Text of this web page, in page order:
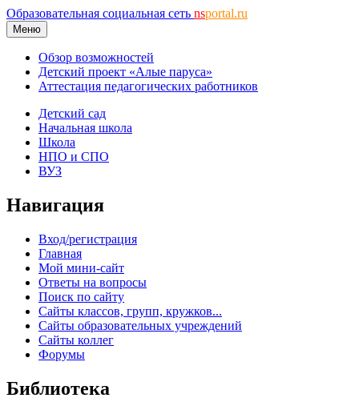
Образовательная социальная сеть nsportal.ru
Меню
Обзор возможностей
Детский проект «Алые паруса»
Аттестация педагогических работников
Детский сад
Начальная школа
Школа
НПО и СПО
ВУЗ
Навигация
Вход/регистрация
Главная
Мой мини-сайт
Ответы на вопросы
Поиск по сайту
Сайты классов, групп, кружков...
Сайты образовательных учреждений
Сайты коллег
Форумы
Библиотека